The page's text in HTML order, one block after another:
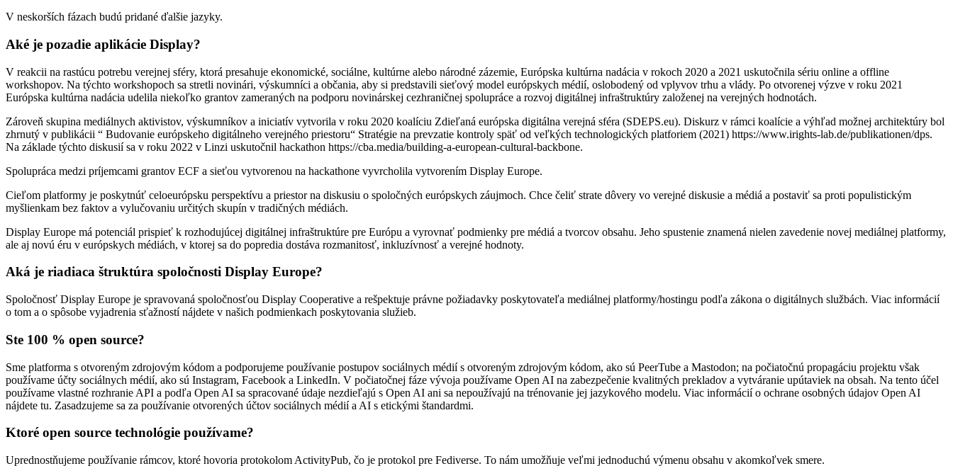
V neskorších fázach budú pridané ďalšie jazyky.
Aké je pozadie aplikácie Display?
V reakcii na rastúcu potrebu verejnej sféry, ktorá presahuje ekonomické, sociálne, kultúrne alebo národné zázemie, Európska kultúrna nadácia v rokoch 2020 a 2021 uskutočnila sériu online a offline
workshopov. Na týchto workshopoch sa stretli novinári, výskumníci a občania, aby si predstavili sieťový model európskych médií, oslobodený od vplyvov trhu a vlády. Po otvorenej výzve v roku 2021
Európska kultúrna nadácia udelila niekoľko grantov zameraných na podporu novinárskej cezhraničnej spolupráce a rozvoj digitálnej infraštruktúry založenej na verejných hodnotách.
Zároveň skupina mediálnych aktivistov, výskumníkov a iniciatív vytvorila v roku 2020 koalíciu Zdieľaná európska digitálna verejná sféra (SDEPS.eu). Diskurz v rámci koalície a výhľad možnej architektúry bol
zhrnutý v publikácii “ Budovanie európskeho digitálneho verejného priestoru“ Stratégie na prevzatie kontroly späť od veľkých technologických platforiem (2021) https://www.irights-lab.de/publikationen/dps.
Na základe týchto diskusií sa v roku 2022 v Linzi uskutočnil hackathon https://cba.media/building-a-european-cultural-backbone.
Spolupráca medzi príjemcami grantov ECF a sieťou vytvorenou na hackathone vyvrcholila vytvorením Display Europe.
Cieľom platformy je poskytnúť celoeurópsku perspektívu a priestor na diskusiu o spoločných európskych záujmoch. Chce čeliť strate dôvery vo verejné diskusie a médiá a postaviť sa proti populistickým
myšlienkam bez faktov a vylučovaniu určitých skupín v tradičných médiách.
Display Europe má potenciál prispieť k rozhodujúcej digitálnej infraštruktúre pre Európu a vyrovnať podmienky pre médiá a tvorcov obsahu. Jeho spustenie znamená nielen zavedenie novej mediálnej platformy,
ale aj novú éru v európskych médiách, v ktorej sa do popredia dostáva rozmanitosť, inkluzívnosť a verejné hodnoty.
Aká je riadiaca štruktúra spoločnosti Display Europe?
Spoločnosť Display Europe je spravovaná spoločnosťou Display Cooperative a rešpektuje právne požiadavky poskytovateľa mediálnej platformy/hostingu podľa zákona o digitálnych službách. Viac informácií
o tom a o spôsobe vyjadrenia sťažností nájdete v našich podmienkach poskytovania služieb.
Ste 100 % open source?
Sme platforma s otvoreným zdrojovým kódom a podporujeme používanie postupov sociálnych médií s otvoreným zdrojovým kódom, ako sú PeerTube a Mastodon; na počiatočnú propagáciu projektu však
používame účty sociálnych médií, ako sú Instagram, Facebook a LinkedIn. V počiatočnej fáze vývoja používame Open AI na zabezpečenie kvalitných prekladov a vytváranie upútaviek na obsah. Na tento účel
používame vlastné rozhranie API a podľa Open AI sa spracované údaje nezdieľajú s Open AI ani sa nepoužívajú na trénovanie jej jazykového modelu. Viac informácií o ochrane osobných údajov Open AI
nájdete tu. Zasadzujeme sa za používanie otvorených účtov sociálnych médií a AI s etickými štandardmi.
Ktoré open source technológie používame?
Uprednostňujeme používanie rámcov, ktoré hovoria protokolom ActivityPub, čo je protokol pre Fediverse. To nám umožňuje veľmi jednoduchú výmenu obsahu v akomkoľvek smere.